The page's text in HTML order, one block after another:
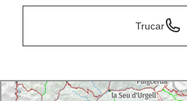
Trucar